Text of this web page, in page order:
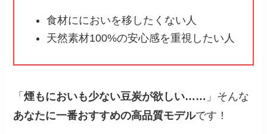
食材ににおいを移したくない人
天然素材100%の安心感を重視したい人
「煙もにおいも少ない豆炭が欲しい…… 」そんな
あなたに一番おすすめの高品質モデルです！